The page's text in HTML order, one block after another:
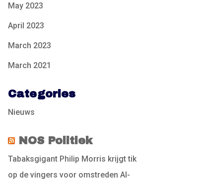
May 2023
April 2023
March 2023
March 2021
Categories
Nieuws
NOS Politiek
Tabaksgigant Philip Morris krijgt tik
op de vingers voor omstreden AI-